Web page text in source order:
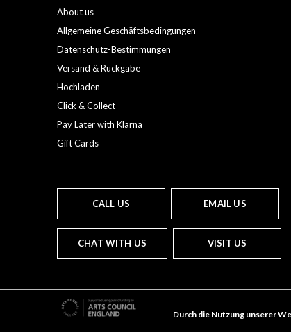
About us
Allgemeine Geschäftsbedingungen
Datenschutz-Bestimmungen
Versand & Rückgabe
Hochladen
Click & Collect
Pay Later with Klarna
Gift Cards
CALL US EMAIL US
CHAT WITH US VISIT US
Durch die Nutzung unserer